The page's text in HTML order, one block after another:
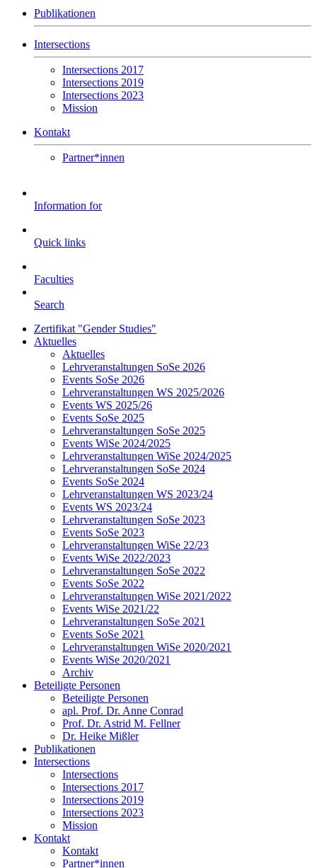
Publikationen
Intersections
Intersections 2017
Intersections 2019
Intersections 2023
Mission
Kontakt
Partner*innen
Information for
Quick links
Faculties
Search
Zertifikat "Gender Studies"
Aktuelles
Aktuelles
Lehrveranstaltungen SoSe 2026
Events SoSe 2026
Lehrveranstaltungen WS 2025/2026
Events WS 2025/26
Events SoSe 2025
Lehrveranstaltungen SoSe 2025
Events WiSe 2024/2025
Lehrveranstaltungen WiSe 2024/2025
Lehrveranstaltungen SoSe 2024
Events SoSe 2024
Lehrveranstaltungen WS 2023/24
Events WS 2023/24
Lehrveranstaltungen SoSe 2023
Events SoSe 2023
Lehrveranstaltungen WiSe 22/23
Events WiSe 2022/2023
Lehrveranstaltungen SoSe 2022
Events SoSe 2022
Lehrveranstaltungen WiSe 2021/2022
Events WiSe 2021/22
Lehrveranstaltungen SoSe 2021
Events SoSe 2021
Lehrveranstaltungen WiSe 2020/2021
Events WiSe 2020/2021
Archiv
Beteiligte Personen
Beteiligte Personen
apl. Prof. Dr. Anne Conrad
Prof. Dr. Astrid M. Fellner
Dr. Heike Mißler
Publikationen
Intersections
Intersections
Intersections 2017
Intersections 2019
Intersections 2023
Mission
Kontakt
Kontakt
Partner*innen